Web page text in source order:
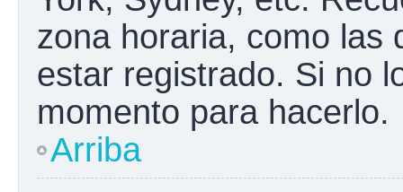
zona horaria, como las
estar registrado. Si no
momento para hacerlo.
Arriba